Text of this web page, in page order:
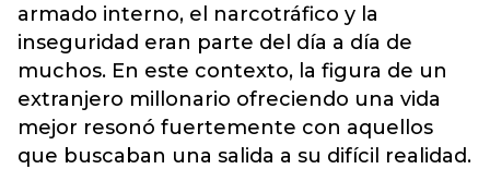
armado interno, el narcotráfico y la
inseguridad eran parte del día a día de
muchos. En este contexto, la figura de un
extranjero millonario ofreciendo una vida
mejor resonó fuertemente con aquellos
que buscaban una salida a su difícil realidad.